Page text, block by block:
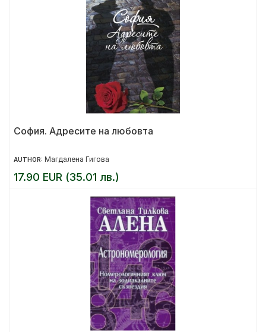
София. Адресите на любовта
AUTHOR: Магдалена Гигова
17.90 EUR (35.01 лв.)